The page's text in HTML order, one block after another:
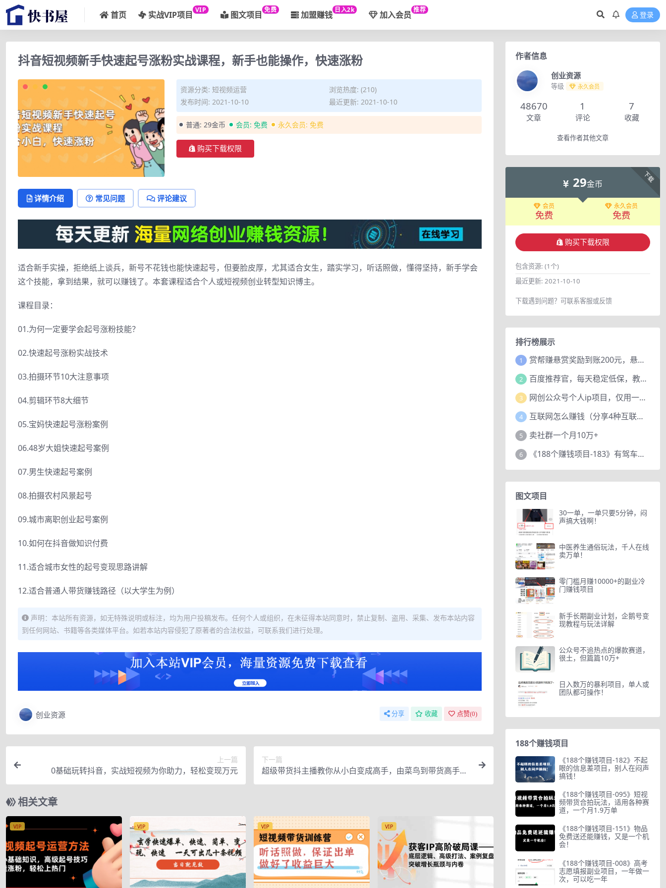
首页 实战VIP项目 VIP 图文项目 免费 加盟赚钱 日入2k 加入会员 推荐
登录
抖音短视频新手快速起号涨粉实战课程，新手也能操作，快速涨粉
资源分类: 短视频运营
浏览热度: (210)
发布时间: 2021-10-10
最近更新: 2021-10-10
普通: 29金币 会员: 免费 永久会员: 免费
购买下载权限
详情介绍 常见问题 评论建议
适合新手实操，拒绝纸上谈兵，新号不花钱也能快速起号，但要脸皮厚，尤其适合女生，踏实学习，听话照做，懂得坚持，新手学会
这个技能，拿到结果，就可以赚钱了。本套课程适合个人或短视频创业转型知识博主。
课程目录：
01.为何一定要学会起号涨粉技能？
02.快速起号涨粉实战技术
03.拍摄环节10大注意事项
04.剪辑环节8大细节
05.宝妈快速起号涨粉案例
06.48岁大姐快速起号案例
07.男生快速起号案例
08.拍摄农村风景起号
09.城市离职创业起号案例
10.如何在抖音做知识付费
11.适合城市女性的起号变现思路讲解
12.适合普通人带货赚钱路径（以大学生为例）
声明：本站所有资源，如无特殊说明或标注，均为用户投稿发布。任何个人或组织，在未征得本站同意时，禁止复制、盗用、采集、发布本站内容
到任何网站、书籍等各类媒体平台。如若本站内容侵犯了原著者的合法权益，可联系我们进行处理。
创业资源 分享 收藏 点赞(0)
上一篇
0基础玩转抖音，实战短视频为你助力，轻松变现万元
下一篇
超级带货抖主播教你从小白变成高手，由菜鸟到带货高手全
面拆解！
相关文章
VIP VIP VIP VIP
作者信息
创业资源
等级 永久会员
48670
文章
1
评论
7
收藏
查看作者其他文章
下载
29金币
会员
免费
永久会员
免费
购买下载权限
包含资源: (1个)
最近更新: 2021-10-10
下载遇到问题？可联系客服或反馈
排行榜展示
1 赏帮赚悬赏奖励到账200元，悬赏任务多劳多得，人人可做。
2 百度推荐官，每天稳定低保，教程赠上
3 网创公众号个人ip项目，仅用一篇文章做到全网引流！
4 互联网怎么赚钱（分享4种互联网赚钱模式）
5 卖社群一个月10万+
6 《188个赚钱项目-183》有驾车评项目，动动小手，复制粘贴赚44元！
图文项目
30一单，一单只要5分钟，闷
声搞大钱啊！
中医养生通俗玩法，千人在线
卖万单！
零门槛月赚10000+的副业冷
门赚钱项目
新手长期副业计划，企鹅号变
现教程与玩法详解
公众号不追热点的爆款赛道，
很土，但篇篇10万+
日入数万的暴利项目，单人或
团队都可操作！
188个赚钱项目
《188个赚钱项目-182》不起
眼的信息差项目，别人在闷声
搞钱！
《188个赚钱项目-095》短视
频带货合拍玩法，适用各种赛
道，一个月1.9万单
《188个赚钱项目-151》物品
免费送还能赚钱，又是一个机
会！
《188个赚钱项目-008》高考
志愿填报副业项目，一年做一
次，可以吃一年